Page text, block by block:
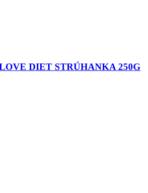
DIET STRÚHANKA 250G